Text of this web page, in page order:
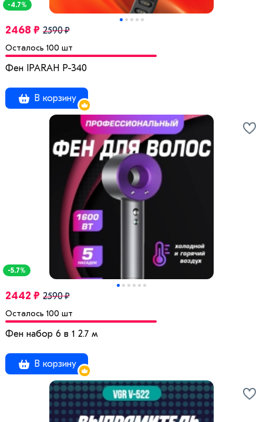
-4.7%
2468 ₽ 2590 ₽
Осталось 100 шт
Фен IPARAH P-340
В корзину
-5.7%
2442 ₽ 2590 ₽
Осталось 100 шт
Фен набор 6 в 1 2.7 м
В корзину